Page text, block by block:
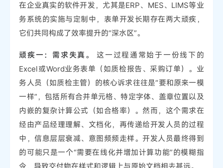
在企业真实的软件开发，尤其是ERP、MES、LIMS等业
务系统的实施与定制中，表单开发长期存在两大顽疾，
它们共同构成了效率提升的“深水区”。
顽疾一：需求失真。
这一过程通常始于一份线下的
Excel或Word业务表单（如质检报告、采购订单）。业
务人员（如质检主管）的核心诉求往往是“要和原来一模
一样”，包括所有合并单元格、特定字体、盖章位置以及
内嵌的复杂计算公式（如合格率）。然而，这个需求在
经由产品经理理解、文档化，再传递给开发人员的过程
中，信息层层衰减、意图频频走样。开发人员最终得到
的可能只是一个“需要在线化并增加计算功能”的模糊指